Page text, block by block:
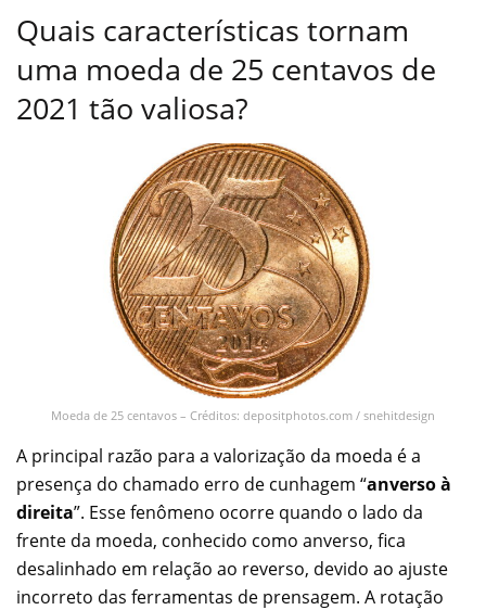
Quais características tornam
uma moeda de 25 centavos de
2021 tão valiosa?
Moeda de 25 centavos – Créditos: depositphotos.com / snehitdesign
A principal razão para a valorização da moeda é a
presença do chamado erro de cunhagem “anverso à
direita”. Esse fenômeno ocorre quando o lado da
frente da moeda, conhecido como anverso, fica
desalinhado em relação ao reverso, devido ao ajuste
incorreto das ferramentas de prensagem. A rotação